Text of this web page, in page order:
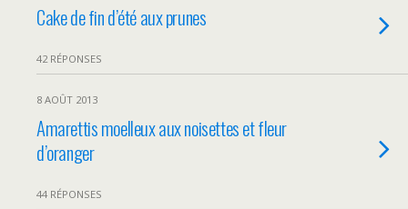
Cake de fin d’été aux prunes
42 RÉPONSES
8 AOÛT 2013
Amarettis moelleux aux noisettes et fleur
d’oranger
44 RÉPONSES